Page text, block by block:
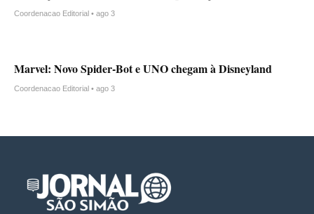
Coordenacao Editorial • ago 3
Marvel: Novo Spider-Bot e UNO chegam à Disneyland
Coordenacao Editorial • ago 3